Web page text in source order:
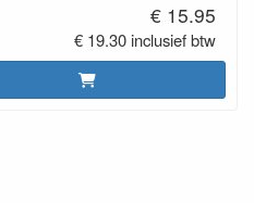
€ 15.95
€ 19.30 inclusief btw